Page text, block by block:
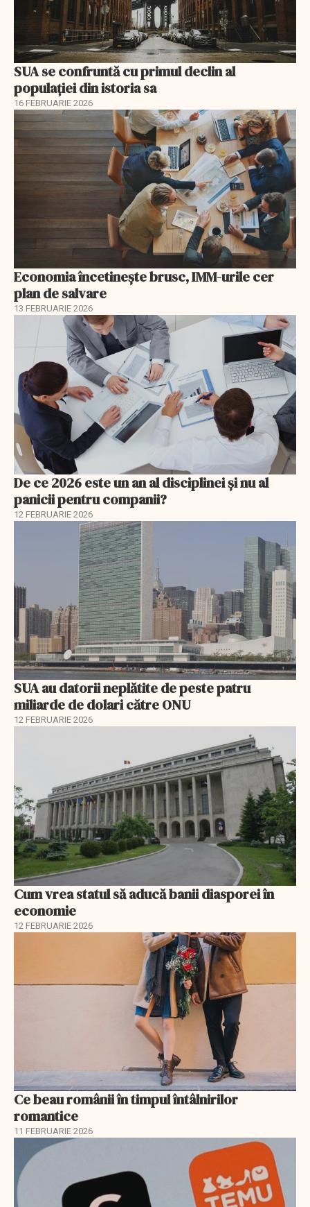
SUA se confruntă cu primul declin al
populației din istoria sa
16 FEBRUARIE 2026
Economia încetinește brusc, IMM-urile cer
plan de salvare
13 FEBRUARIE 2026
De ce 2026 este un an al disciplinei și nu al
panicii pentru companii?
12 FEBRUARIE 2026
SUA au datorii neplătite de peste patru
miliarde de dolari către ONU
12 FEBRUARIE 2026
Cum vrea statul să aducă banii diasporei în
economie
12 FEBRUARIE 2026
Ce beau românii în timpul întâlnirilor
romantice
11 FEBRUARIE 2026